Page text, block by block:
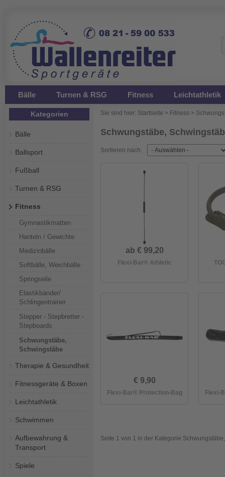
Bälle Turnen & RSG Fitness Leichtathletik
Kategorien
Bälle
Ballsport
Fußball
Turnen & RSG
Fitness
Gymnastikmatten
Hanteln / Gewichte
Medizinbälle
Softbälle, Weichbälle
Springseile
Elastikbänder/
Schlingentrainer
Stepper - Stepbretter -
Stepboards
Schwungstäbe,
Schwingstäbe
Therapie & Gesundheit
Fitnessgeräte & Boxen
Leichtathletik
Schwimmen
Aufbewahrung &
Transport
Spiele
Sie sind hier: Startseite > Fitness >
Schwungstäbe,
Sortieren nach:
ab € 99,20
Flexi-Bar® Athletic
€ 9,90
Flexi-Bar® Protection-Bag Flexi-
Seite 1 von 1 in der Kategorie